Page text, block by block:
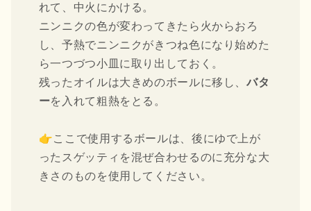
れて、中火にかける。
ニンニクの色が変わってきたら火からおろ
し、予熱でニンニクがきつね色になり始めた
ら一つづつ小皿に取り出しておく。
残ったオイルは大きめのボールに移し、バタ
ーを入れて粗熱をとる。
👉ここで使用するボールは、後にゆで上が
ったスゲッティを混ぜ合わせるのに充分な大
きさのものを使用してください。